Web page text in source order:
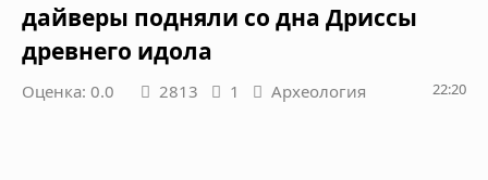
дайверы подняли со дна Дриссы
древнего идола
Оценка: 0.0 2813 1 Археология 22:20